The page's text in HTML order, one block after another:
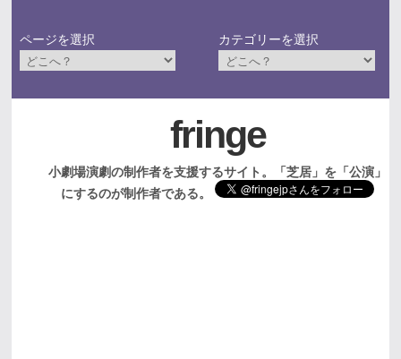
ページを選択 カテゴリーを選択
fringe
小劇場演劇の制作者を支援するサイト。「芝居」を「公演」
にするのが制作者である。